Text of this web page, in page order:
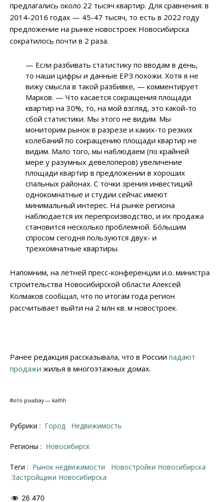
предлагались около 22 тысяч квартир. Для сравнения: в
2014-2016 годах — 45-47 тысяч, то есть в 2022 году
предложение на рынке новостроек Новосибирска
сократилось почти в 2 раза.
— Если разбивать статистику по вводам в день,
то наши цифры и данные ЕРЗ похожи. Хотя я не
вижу смысла в такой разбивке, — комментирует
Марков. — Что касается сокращения площади
квартир на 30%, то, на мой взгляд, это какой-то
сбой статистики. Мы этого не видим. Мы
мониторим рынок в разрезе и каких-то резких
колебаний по сокращению площади квартир не
видим. Мало того, мы наблюдаем (по крайней
мере у разумных девелоперов) увеличение
площади квартир в предложении в хороших
спальных районах. С точки зрения инвестиций
однокомнатные и студии сейчас имеют
минимальный интерес. На рынке региона
наблюдается их перепроизводство, и их продажа
становится несколько проблемной. Бóльшим
спросом сегодня пользуются двух- и
трехкомнатные квартиры.
Напомним, на летней пресс-конференции и.о. министра
строительства Новосибирской области Алексей
Колмаков сообщал, что по итогам года регион
рассчитывает выйти на 2 млн кв. м новостроек.
Ранее редакция рассказывала, что в России падают
продажи жилья в многоэтажных домах.
Фото pixabay — kalhh
Рубрики : Город Недвижимость
Регионы : Новосибирск
Теги : рынок недвижимости
новостройки Новосибирска
застройщики Новосибирска
26 470